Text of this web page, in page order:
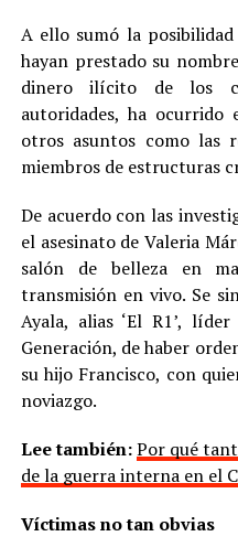
A ello sumó la
hayan prestado su
dinero ilícito de los
autoridades, ha ocurrido
otros asuntos como las
miembros de estructuras
De acuerdo con las
el asesinato de Valeria
salón de belleza en
transmisión en vivo. Se
Ayala, alias ‘El R1’,
Generación, de haber
su hijo Francisco, con
noviazgo.
Lee también:Por qué
de la guerra interna en el
Víctimas no tan obvias